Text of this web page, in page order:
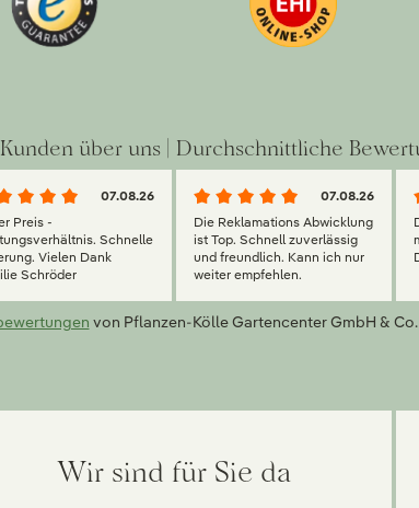
über uns | Durchschnittliche
07.08.26
Preis -
Schnelle
Vielen Dank
Schröder
07.08.26
Die Reklamations Abwicklung
ist Top. Schnell zuverlässig
und freundlich. Kann ich nur
weiter empfehlen.
von Pflanzen-Kölle Gartencenter GmbH & Co.
Wir sind für Sie da